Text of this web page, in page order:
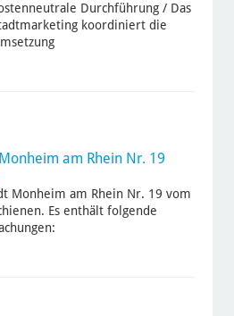
Durchführung / Das
koordiniert die
am Rhein Nr. 19
Monheim am Rhein Nr. 19 vom
Es enthält folgende